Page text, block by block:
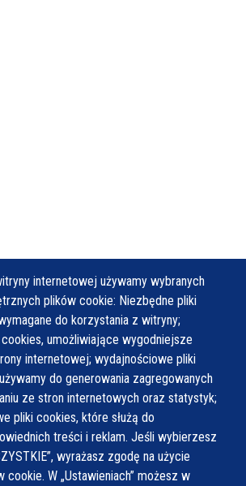
internetowej używamy wybranych
plików cookie: Niezbędne pliki
do korzystania z witryny;
umożliwiające wygodniejsze
internetowej; wydajnościowe pliki
do generowania zagregowanych
ze stron internetowych oraz statystyk;
pliki cookies, które służą do
treści i reklam. Jeśli wybierzesz
wyrażasz zgodę na użycie
W „Ustawieniach” możesz w